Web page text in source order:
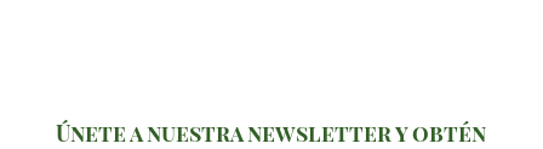
Únete a nuestra newsletter y obtén